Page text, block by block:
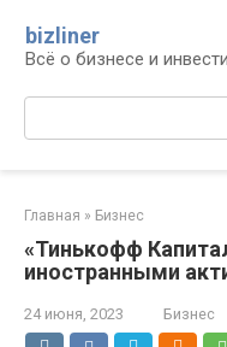
контенту
bizliner
Всё о бизнесе и
Поиск:
Главная » Бизнес
«Тинькофф
иностранными
24 июня, 2023 Бизнес